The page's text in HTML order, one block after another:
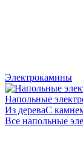
Электрокамины
Напольные
Из дереваС
Все напольные